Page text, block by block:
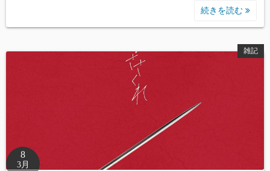
続きを読む
雑記
8
3月